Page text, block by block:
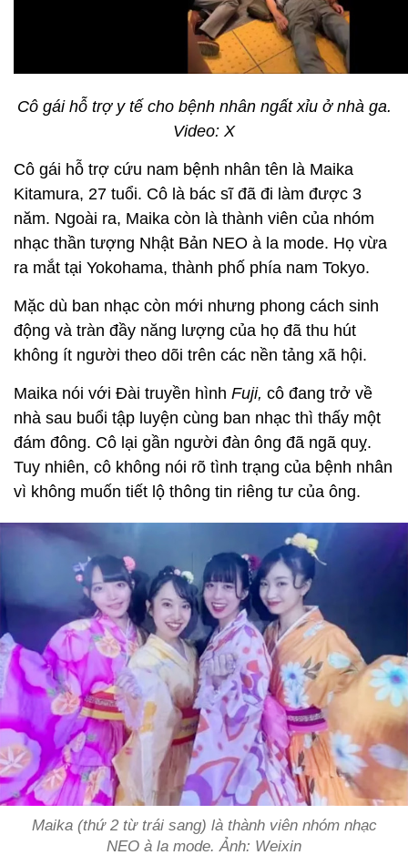
Cô gái hỗ trợ y tế cho bệnh nhân ngất xỉu ở nhà ga.
Video: X
Cô gái hỗ trợ cứu nam bệnh nhân tên là Maika
Kitamura, 27 tuổi. Cô là bác sĩ đã đi làm được 3
năm. Ngoài ra, Maika còn là thành viên của nhóm
nhạc thần tượng Nhật Bản NEO à la mode. Họ vừa
ra mắt tại Yokohama, thành phố phía nam Tokyo.
Mặc dù ban nhạc còn mới nhưng phong cách sinh
động và tràn đầy năng lượng của họ đã thu hút
không ít người theo dõi trên các nền tảng xã hội.
Maika nói với Đài truyền hình Fuji, cô đang trở về
nhà sau buổi tập luyện cùng ban nhạc thì thấy một
đám đông. Cô lại gần người đàn ông đã ngã quỵ.
Tuy nhiên, cô không nói rõ tình trạng của bệnh nhân
vì không muốn tiết lộ thông tin riêng tư của ông.
Maika (thứ 2 từ trái sang) là thành viên nhóm nhạc
NEO à la mode. Ảnh: Weixin